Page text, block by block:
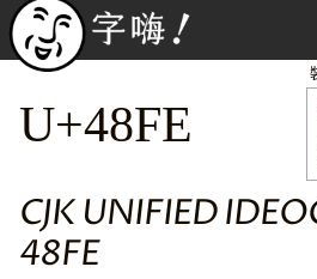
U+48FE
CJK UNIFIED
48FE